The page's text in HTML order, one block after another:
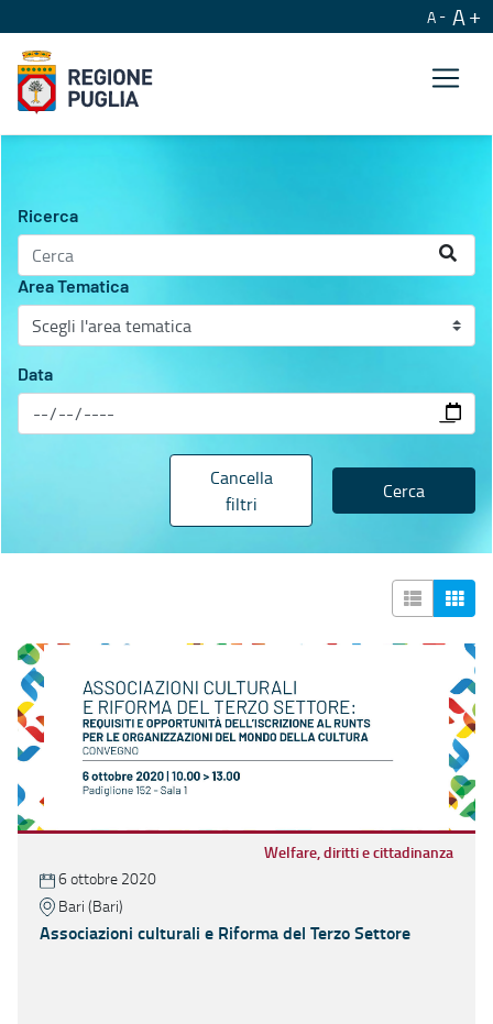
A A
Ricerca
Area Tematica
Data
Cancella
filtri
Cerca
Welfare, diritti e cittadinanza
6 ottobre 2020
Bari (Bari)
Associazioni culturali e Riforma del Terzo Settore